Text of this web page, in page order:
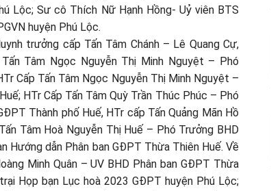
Lộc; Sư cô Thích Nữ Hạnh Hồng- Uỷ viên BTS
huyện Phú Lộc.
trưởng cấp Tấn Tâm Chánh – Lê Quang Cự,
Tâm Ngọc Nguyễn Thị Minh Nguyệt – Phó
Cấp Tấn Tâm Ngọc Nguyễn Thị Minh Nguyệt –
HTr Cấp Tấn Tâm Quỳ Trần Thúc Phúc – Phó
Thành phố Huế, HTr cấp Tấn Quảng Mãn Hồ
Tâm Hoà Nguyễn Thị Huế – Phó Trưởng BHD
Hướng dẫn Phân ban GĐPT Thừa Thiên Huế. Về
Minh Quân – UV BHD Phân ban GĐPT Thừa
Họp bạn Lục hoà 2023 GĐPT huyện Phú Lộc;